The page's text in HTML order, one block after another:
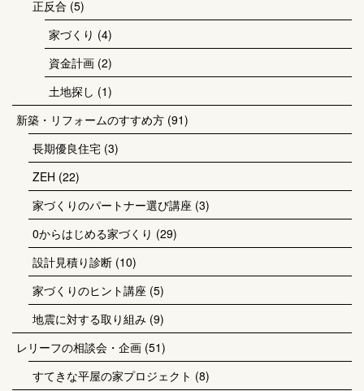
正反合 (5)
家づくり (4)
資金計画 (2)
土地探し (1)
新築・リフォームのすすめ方 (91)
長期優良住宅 (3)
ZEH (22)
家づくりのパートナー選び講座 (3)
0からはじめる家づくり (29)
設計見積り診断 (10)
家づくりのヒント講座 (5)
地震に対する取り組み (9)
レリーフの相談会・企画 (51)
すてきな平屋の家プロジェクト (8)